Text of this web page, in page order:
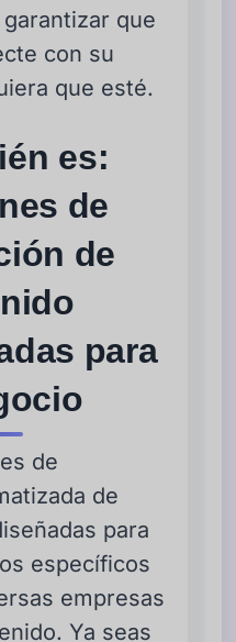
que
con su
que esté.
es:
de
de
para
de
de
para
específicos
empresas
Ya seas